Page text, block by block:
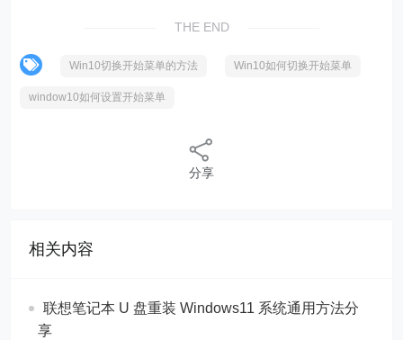
THE END
Win10切换开始菜单的方法 Win10如何切换开始菜单
window10如何设置开始菜单
分享
相关内容
联想笔记本 U 盘重装 Windows11 系统通用方法分
享